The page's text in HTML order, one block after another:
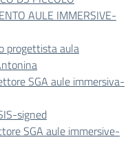
AULE IMMERSIVE-
progettista aula
SGA aule immersiva-
signed
SGA aule immersive-